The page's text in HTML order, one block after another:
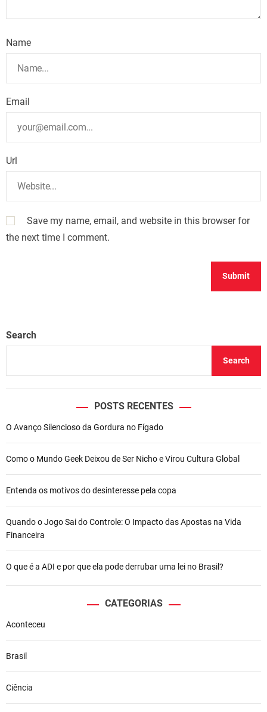
Name
Email
Url
Save my name, email, and website in this browser for
the next time I comment.
Search
Search
POSTS RECENTES
O Avanço Silencioso da Gordura no Fígado
Como o Mundo Geek Deixou de Ser Nicho e Virou Cultura Global
Entenda os motivos do desinteresse pela copa
Quando o Jogo Sai do Controle: O Impacto das Apostas na Vida
Financeira
O que é a ADI e por que ela pode derrubar uma lei no Brasil?
CATEGORIAS
Aconteceu
Brasil
Ciência